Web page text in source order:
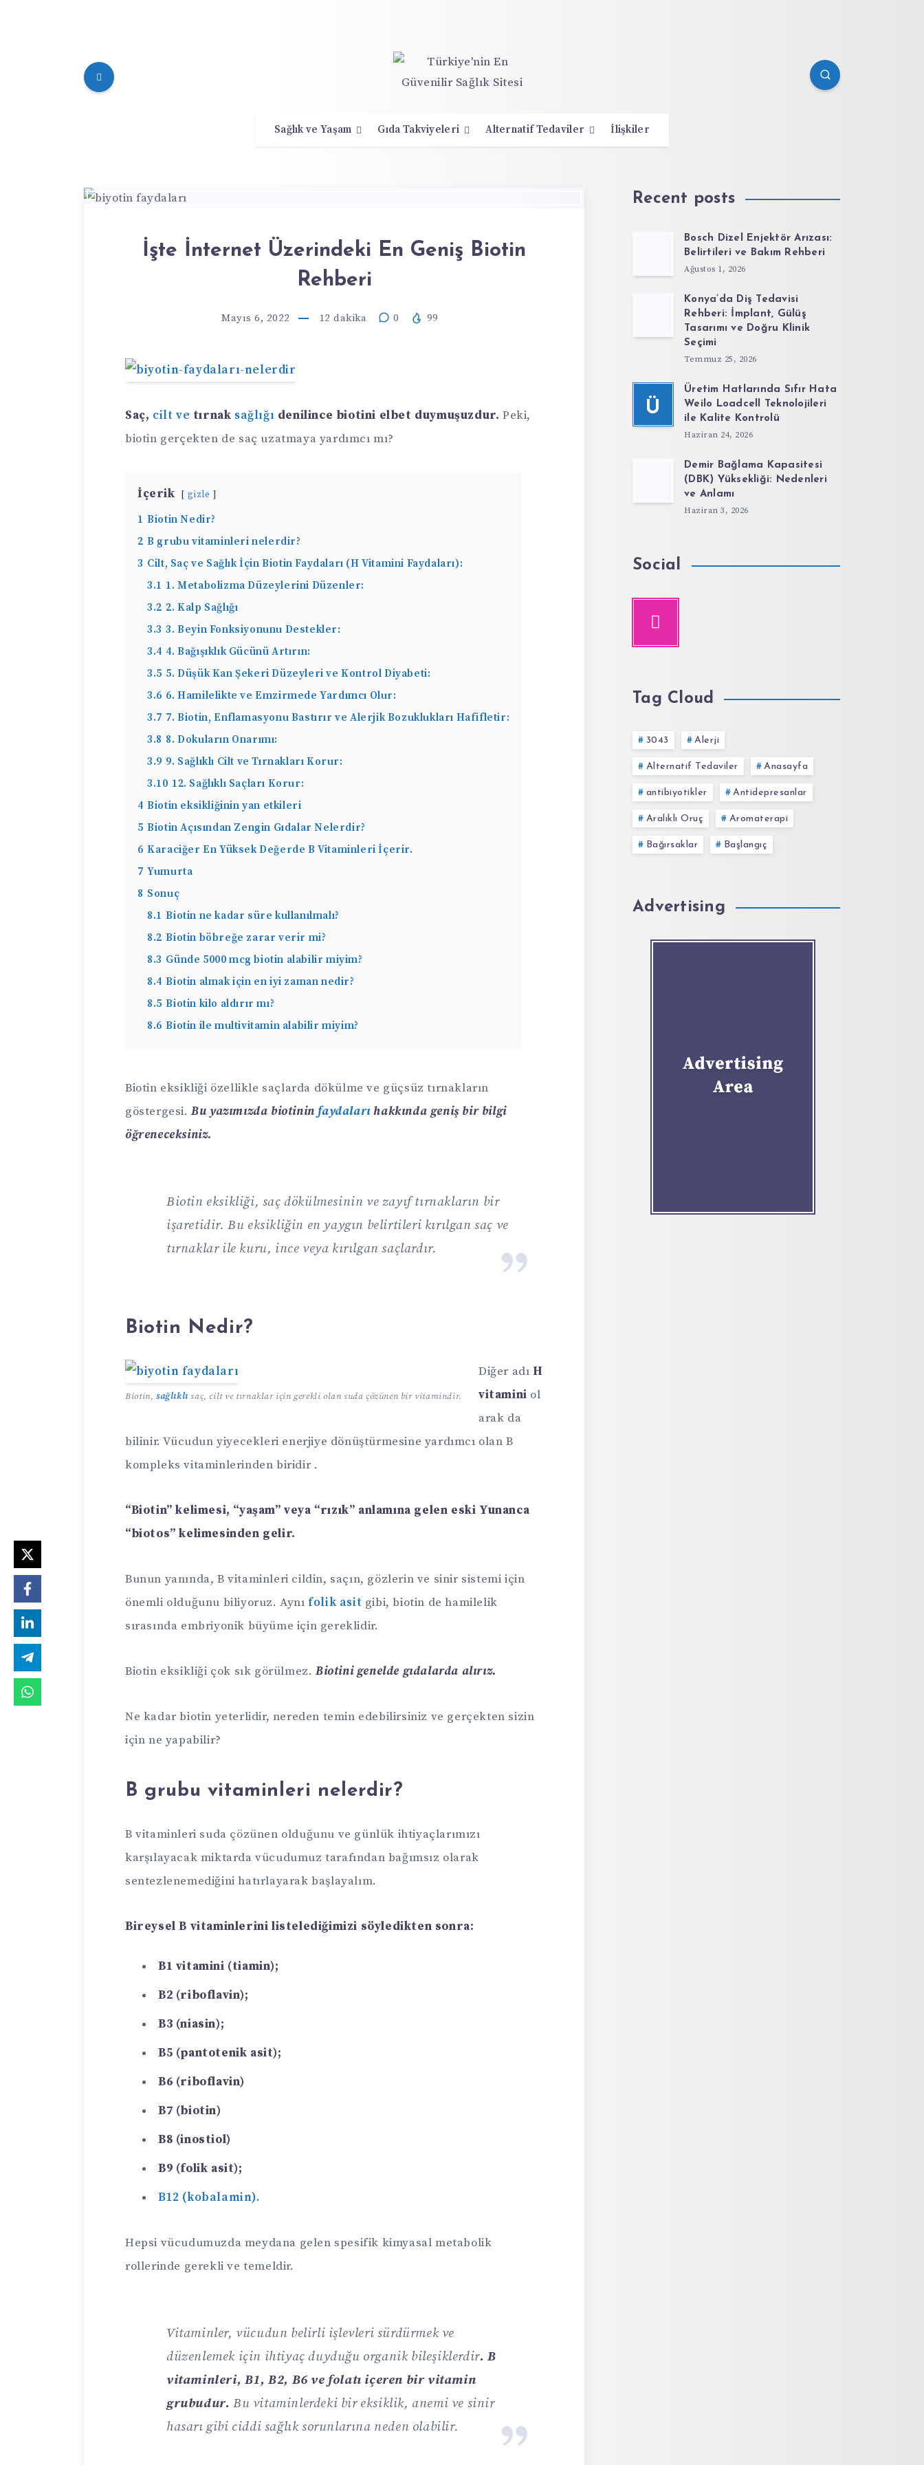
Sağlık ve Yaşam Gıda Takviyeleri Alternatif Tedaviler İlişkiler
İşte İnternet Üzerindeki En Geniş Biotin
Rehberi
Mayıs 6, 2022 12 dakika 0 99
Saç, cilt ve tırnak sağlığı denilince biotini elbet duymuşuzdur. Peki,
biotin gerçekten de saç uzatmaya yardımcı mı?
İçerik gizle
1 Biotin Nedir?
2 B grubu vitaminleri nelerdir?
3 Cilt, Saç ve Sağlık İçin Biotin Faydaları (H Vitamini Faydaları):
3.1 1. Metabolizma Düzeylerini Düzenler:
3.2 2. Kalp Sağlığı
3.3 3. Beyin Fonksiyonunu Destekler:
3.4 4. Bağışıklık Gücünü Artırın:
3.5 5. Düşük Kan Şekeri Düzeyleri ve Kontrol Diyabeti:
3.6 6. Hamilelikte ve Emzirmede Yardımcı Olur:
3.7 7. Biotin, Enflamasyonu Bastırır ve Alerjik Bozuklukları Hafifletir:
3.8 8. Dokuların Onarımı:
3.9 9. Sağlıklı Cilt ve Tırnakları Korur:
3.10 12. Sağlıklı Saçları Korur:
4 Biotin eksikliğinin yan etkileri
5 Biotin Açısından Zengin Gıdalar Nelerdir?
6 Karaciğer En Yüksek Değerde B Vitaminleri İçerir.
7 Yumurta
8 Sonuç
8.1 Biotin ne kadar süre kullanılmalı?
8.2 Biotin böbreğe zarar verir mi?
8.3 Günde 5000 mcg biotin alabilir miyim?
8.4 Biotin almak için en iyi zaman nedir?
8.5 Biotin kilo aldırır mı?
8.6 Biotin ile multivitamin alabilir miyim?
Biotin eksikliği özellikle saçlarda dökülme ve güçsüz tırnakların
göstergesi. Bu yazımızda biotinin faydalarıhakkında geniş bir bilgi
öğreneceksiniz.
Biotin eksikliği, saç dökülmesinin ve zayıf tırnakların bir
işaretidir. Bu eksikliğin en yaygın belirtileri kırılgan saç ve
tırnaklar ile kuru, ince veya kırılgan saçlardır.
Biotin Nedir?
Biotin, sağlıklı saç, cilt ve tırnaklar için gerekli olan suda çözünen bir vitamindir.
Diğer adı H
vitamini ol
arak da
bilinir. Vücudun yiyecekleri enerjiye dönüştürmesine yardımcı olan B
kompleks vitaminlerinden biridir .
“Biotin” kelimesi, “yaşam” veya “rızık” anlamına gelen eski Yunanca
“biotos” kelimesinden gelir.
Bunun yanında, B vitaminleri cildin, saçın, gözlerin ve sinir sistemi için
önemli olduğunu biliyoruz. Aynı folik asit gibi, biotin de hamilelik
sırasında embriyonik büyüme için gereklidir.
Biotin eksikliği çok sık görülmez. Biotini genelde gıdalarda alırız.
Ne kadar biotin yeterlidir, nereden temin edebilirsiniz ve gerçekten sizin
için ne yapabilir?
B grubu vitaminleri nelerdir?
B vitaminleri suda çözünen olduğunu ve günlük ihtiyaçlarımızı
karşılayacak miktarda vücudumuz tarafından bağımsız olarak
sentezlenemediğini hatırlayarak başlayalım.
Bireysel B vitaminlerini listelediğimizi söyledikten sonra:
B1 vitamini (tiamin);
B2 (riboflavin);
B3 (niasin);
B5 (pantotenik asit);
B6 (riboflavin)
B7 (biotin)
B8 (inostiol)
B9 (folik asit);
B12 (kobalamin).
Hepsi vücudumuzda meydana gelen spesifik kimyasal metabolik
rollerinde gerekli ve temeldir.
Vitaminler, vücudun belirli işlevleri sürdürmek ve
düzenlemek için ihtiyaç duyduğu organik bileşiklerdir. B
vitaminleri, B1, B2, B6 ve folatı içeren bir vitamin
grubudur. Bu vitaminlerdeki bir eksiklik, anemi ve sinir
hasarı gibi ciddi sağlık sorunlarına neden olabilir.
Recent posts
Bosch Dizel Enjektör Arızası:
Belirtileri ve Bakım Rehberi
Ağustos 1, 2026
Konya’da Diş Tedavisi
Rehberi: İmplant, Gülüş
Tasarımı ve Doğru Klinik
Seçimi
Temmuz 25, 2026
Ü
Üretim Hatlarında Sıfır Hata
Weilo Loadcell Teknolojileri
ile Kalite Kontrolü
Haziran 24, 2026
Demir Bağlama Kapasitesi
(DBK) Yüksekliği: Nedenleri
ve Anlamı
Haziran 3, 2026
Social
Tag Cloud
3043 Alerji
Alternatif Tedaviler Anasayfa
antibiyotikler Antidepresanlar
Aralıklı Oruç Aromaterapi
Bağırsaklar Başlangıç
Advertising